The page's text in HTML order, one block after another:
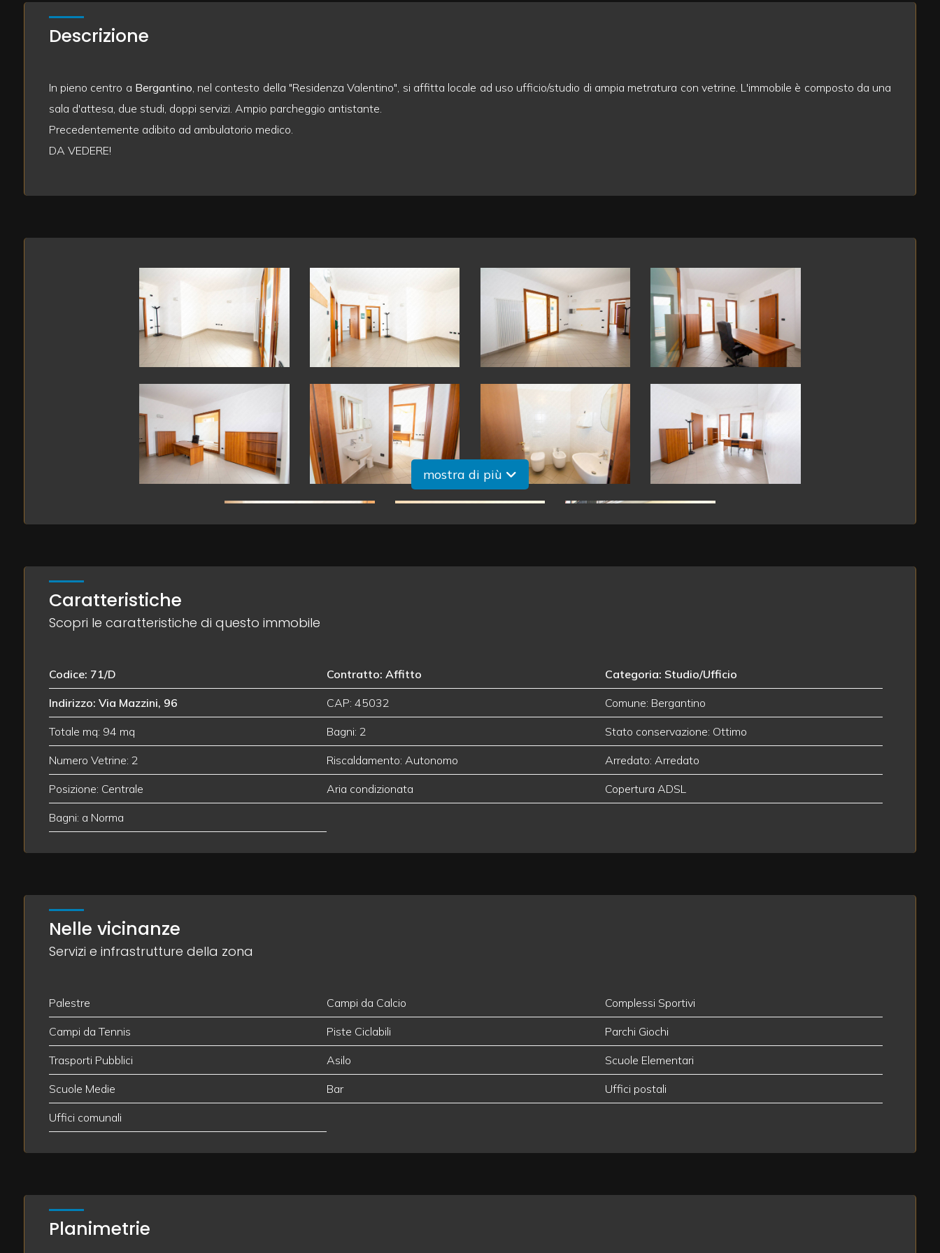
Descrizione
In pieno centro a Bergantino, nel contesto della "Residenza Valentino", si affitta locale ad uso ufficio/studio di ampia metratura con vetrine. L'immobile è composto da una
sala d'attesa, due studi, doppi servizi. Ampio parcheggio antistante.
Precedentemente adibito ad ambulatorio medico.
DA VEDERE!
mostra di più
Caratteristiche
Scopri le caratteristiche di questo immobile
Codice: 71/D Contratto: Affitto Categoria: Studio/Ufficio
Indirizzo: Via Mazzini, 96 CAP: 45032 Comune: Bergantino
Totale mq: 94 mq Bagni: 2 Stato conservazione: Ottimo
Numero Vetrine: 2 Riscaldamento: Autonomo Arredato: Arredato
Posizione: Centrale Aria condizionata Copertura ADSL
Bagni: a Norma
Nelle vicinanze
Servizi e infrastrutture della zona
Palestre Campi da Calcio Complessi Sportivi
Campi da Tennis Piste Ciclabili Parchi Giochi
Trasporti Pubblici Asilo Scuole Elementari
Scuole Medie Bar Uffici postali
Uffici comunali
Planimetrie
mq
Locali
minimi
Qualsiasi
1
minime
Qualsiasi
opzioni